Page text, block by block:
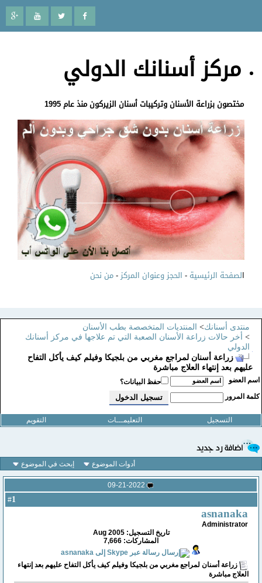
مركز أسنانك الدولي
مختصون بزراعة الأسنان وتركيبات أسنان الزيركون منذ عام 1995
لصفحة الرئيسية-الحجز وعنوان المركز-من نحن
منتدى أسنانك>المنتديات المتخصصة بطب الأسنان
>أخر حالات زراعة الأسنان الصعبة التي تم علاجها في مركز أسنانك
الدولي
زراعة أسنان لمراجع مغربي من بلجيكا وفيلم كيف يأكل التفاح
عليهم بعد إنتهاء العلاج مباشرة
اسم العضو
حفظ البيانات؟
كلمة المرور
التسجيل التعليمـــات التقويم
أدوات الموضوع إبحث في الموضوع
09-21-2022
asnanaka
Administrator
تاريخ التسجيل: Aug 2005
المشاركات: 7,666
زراعة أسنان لمراجع مغربي من بلجيكا وفيلم كيف يأكل التفاح عليهم بعد إنتهاء
العلاج مباشرة